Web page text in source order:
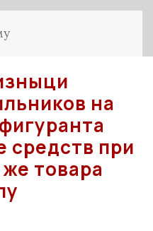
на
средств при
товара